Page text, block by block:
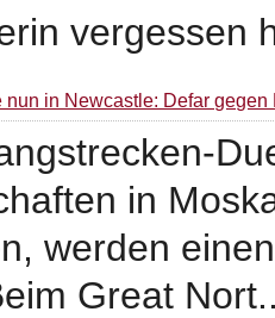
vergessen
nun in Newcastle: Defar
in
werden
Great